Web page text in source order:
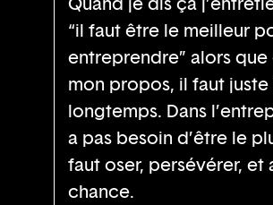
“il faut être le meilleur
entreprendre” alors que
mon propos, il faut juste
longtemps. Dans
a pas besoin d’être le
faut oser, persévérer, et
chance.